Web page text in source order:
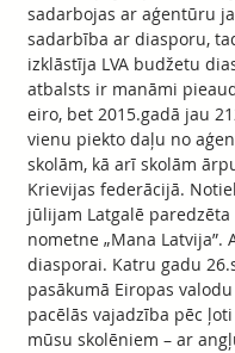
sadarbojas ar aģentūru
sadarbība ar diasporu,
izklāstīja LVA budžetu
atbalsts ir manāmi
eiro, bet 2015.gadā jau
vienu piekto daļu no
skolām, kā arī skolām
Krievijas federācijā.
jūlijam Latgalē
nometne „Mana
diasporai. Katru gadu
pasākumā Eiropas
pacēlās vajadzība pēc
mūsu skolēniem – ar